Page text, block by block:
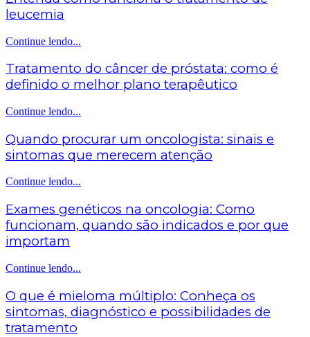
leucemia
Continue lendo...
Tratamento do câncer de próstata: como é
definido o melhor plano terapêutico
Continue lendo...
Quando procurar um oncologista: sinais e
sintomas que merecem atenção
Continue lendo...
Exames genéticos na oncologia: Como
funcionam, quando são indicados e por que
importam
Continue lendo...
O que é mieloma múltiplo: Conheça os
sintomas, diagnóstico e possibilidades de
tratamento